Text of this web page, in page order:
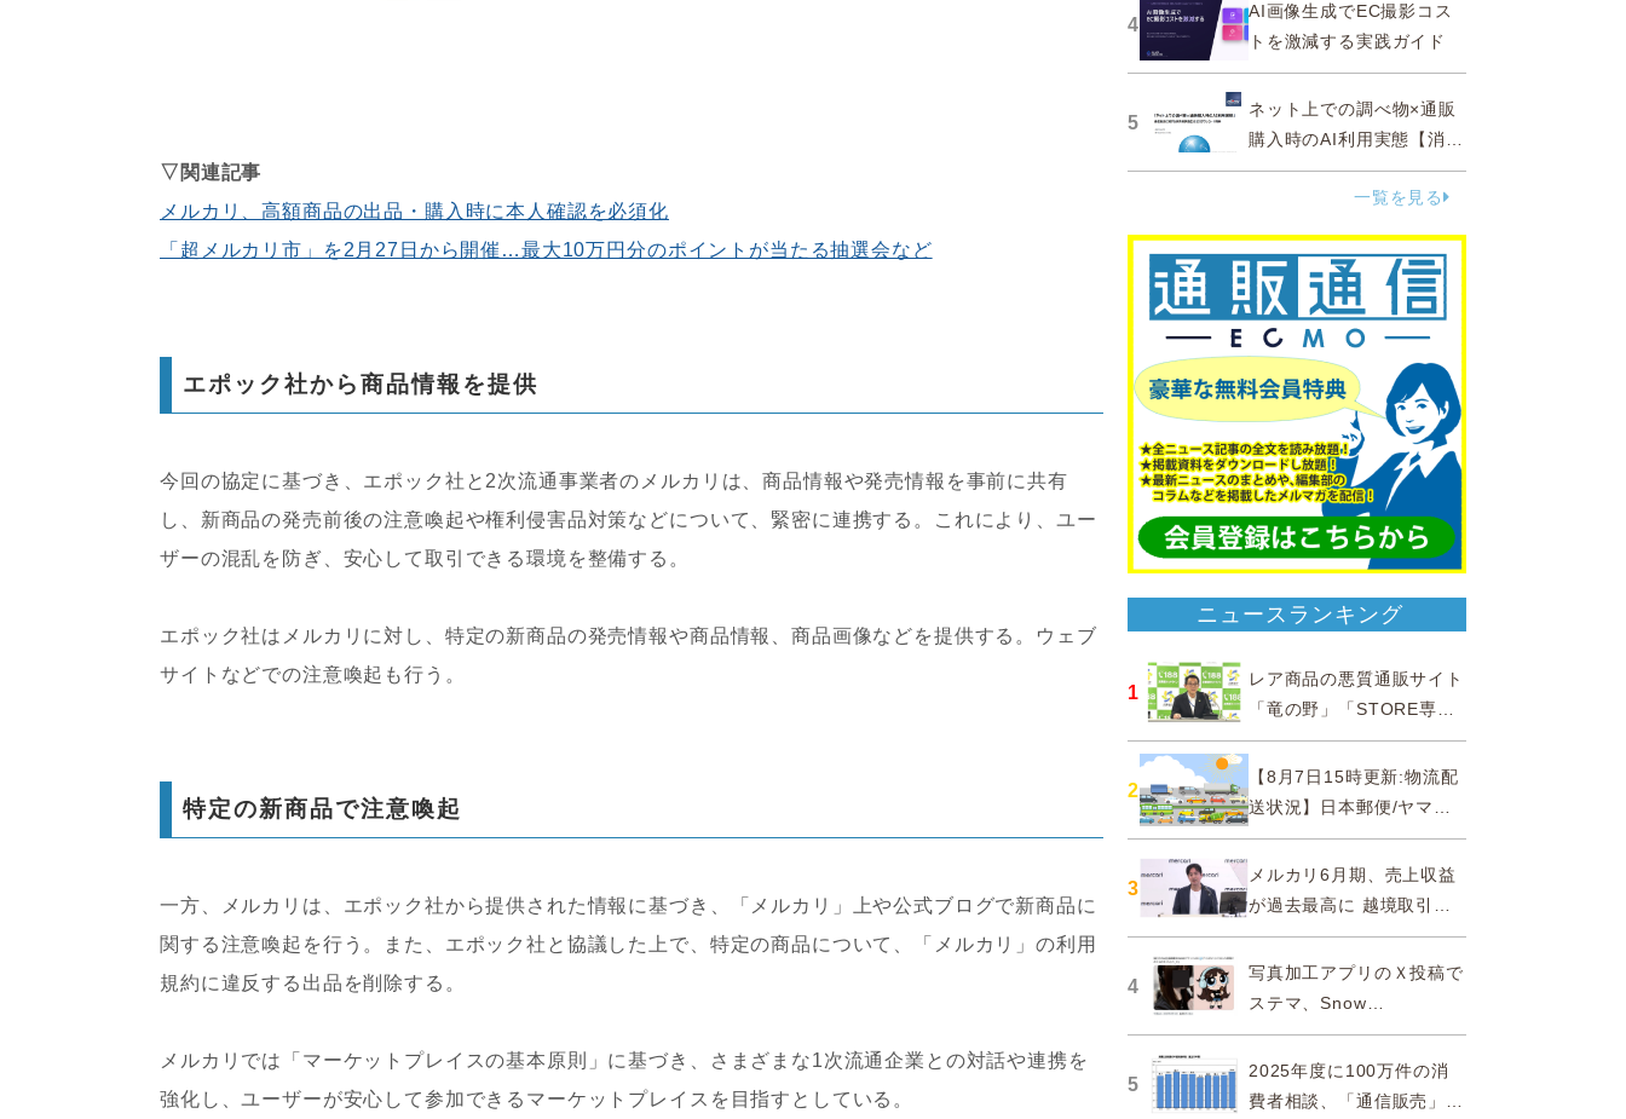
▽関連記事
メルカリ、高額商品の出品・購入時に本人確認を必須化
「超メルカリ市」を2月27日から開催…最大10万円分のポイントが当たる抽選会など
エポック社から商品情報を提供
今回の協定に基づき、エポック社と2次流通事業者のメルカリは、商品情報や発売情報を事前に共有
し、新商品の発売前後の注意喚起や権利侵害品対策などについて、緊密に連携する。これにより、ユー
ザーの混乱を防ぎ、安心して取引できる環境を整備する。
エポック社はメルカリに対し、特定の新商品の発売情報や商品情報、商品画像などを提供する。ウェブ
サイトなどでの注意喚起も行う。
特定の新商品で注意喚起
一方、メルカリは、エポック社から提供された情報に基づき、「メルカリ」上や公式ブログで新商品に
関する注意喚起を行う。また、エポック社と協議した上で、特定の商品について、「メルカリ」の利用
規約に違反する出品を削除する。
メルカリでは「マーケットプレイスの基本原則」に基づき、さまざまな1次流通企業との対話や連携を
強化し、ユーザーが安心して参加できるマーケットプレイスを目指すとしている。
4
AI画像生成でEC撮影コス
トを激減する実践ガイド
5
ネット上での調べ物×通販
購入時のAI利用実態【消費
者調査 2025】
一覧を見る
ニュースランキング
1
レア商品の悪質通販サイト
「竜の野」「STORE専門
ショップ」などに注意…消
費者庁
2
【8月7日15時更新:物流配
送状況】日本郵便/ヤマト
運輸/佐川急便/西濃運輸/福
山通運
3
メルカリ6月期、売上収益
が過去最高に 越境取引が
急成長
4
写真加工アプリのＸ投稿で
ステマ、Snow
Corporationと日本法人に
措置命令
5
2025年度に100万件の消
費者相談、「通信販売」が